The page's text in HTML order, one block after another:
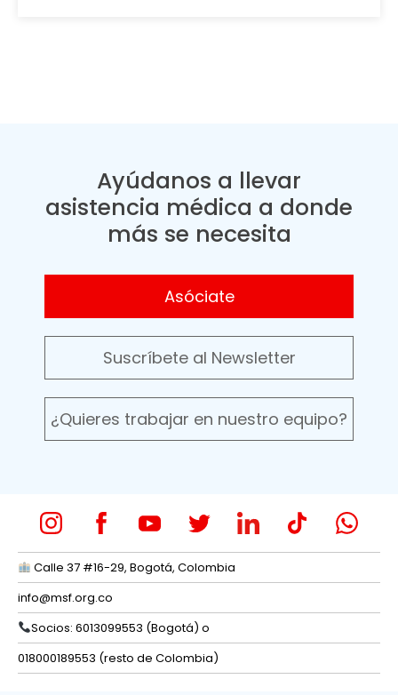
Ayúdanos a llevar
asistencia médica a donde
más se necesita
Asóciate
Suscríbete al Newsletter
¿Quieres trabajar en nuestro equipo?
Calle 37 #16-29, Bogotá, Colombia
info@msf.org.co
Socios: 6013099553 (Bogotá) o
018000189553 (resto de Colombia)